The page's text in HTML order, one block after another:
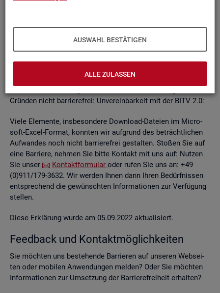
AUSWAHL BESTÄTIGEN
ALLE ZULASSEN
kon­ti­nu­ier­lich durch­ge­führt wer­den.
Die Web­sei­ten sind mit den ge­nann­ten An­for­de­run­gen teil­
Grün­den nicht bar­rie­re­frei: Un­ver­ein­bar­keit mit der BITV 2.0:
Viele Ele­men­te, ins­be­son­de­re Down­load-Da­tei­en im Mi­cro­
soft-Excel-For­mat, konn­ten wir auf­grund des be­trächt­li­chen
Auf­wan­des noch nicht bar­rie­re­frei ge­stal­ten. Sto­ßen Sie auf
eine Bar­rie­re, neh­men Sie bitte Kon­takt mit uns auf: Nut­zen
Sie unser
Kon­takt­for­mu­lar oder rufen Sie uns an: +49
(0)911/179-3632. Wir wer­den Ihnen dann Ihren Be­dürf­nis­sen
ent­spre­chend die ge­wünsch­ten In­for­ma­tio­nen zur Ver­fü­gung
stel­len.
Diese Er­klä­rung wurde am 05.09.2022 ak­tua­li­siert.
Feed­back und Kon­takt­mög­lich­kei­ten
Sie möch­ten uns be­stehen­de Bar­rie­ren auf un­se­ren Web­sei­
ten oder mo­bi­len An­wen­dun­gen mel­den? Oder Sie möch­ten
In­for­ma­tio­nen zur Um­set­zung der Bar­rie­re­frei­heit er­hal­ten?